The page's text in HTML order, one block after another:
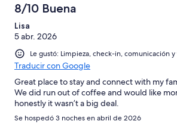
8/10 Buena
Lisa
5 abr. 2026
Le gustó: Limpieza, check-in, comunicación
Traducir con Google
Great place to stay and connect with my
We did run out of coffee and would like
honestly it wasn’t a big deal.
Se hospedó 3 noches en abril de 2026